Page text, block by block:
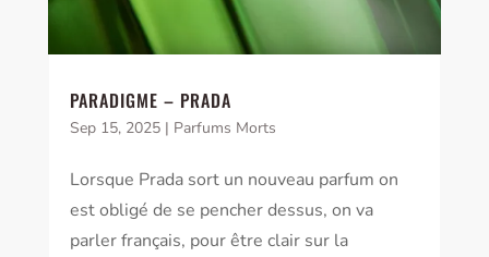
PARADIGME – PRADA
Sep 15, 2025| Parfums Morts
Lorsque Prada sort un nouveau parfum on
est obligé de se pencher dessus, on va
parler français, pour être clair sur la